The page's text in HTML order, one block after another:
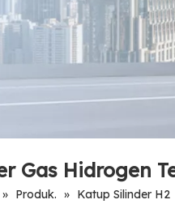
Gas Hidrogen
» Produk. » Katup Silinder H2